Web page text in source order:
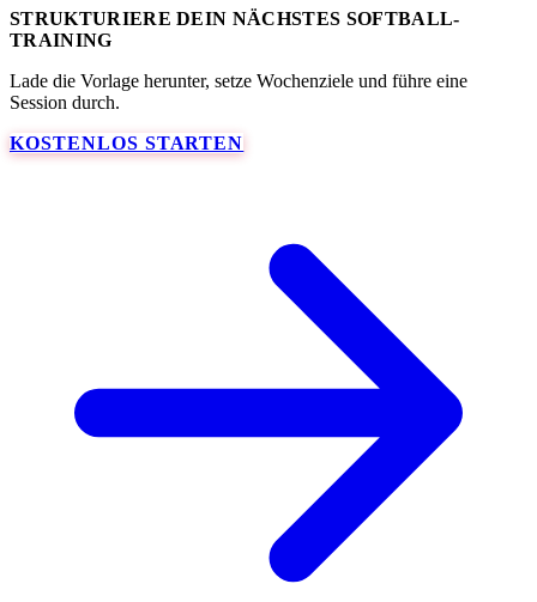
STRUKTURIERE DEIN NÄCHSTES SOFTBALL-
TRAINING
Lade die Vorlage herunter, setze Wochenziele und führe eine
Session durch.
KOSTENLOS STARTEN